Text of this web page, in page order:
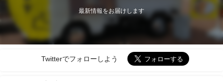
最新情報をお届けします
Twitterでフォローしよう